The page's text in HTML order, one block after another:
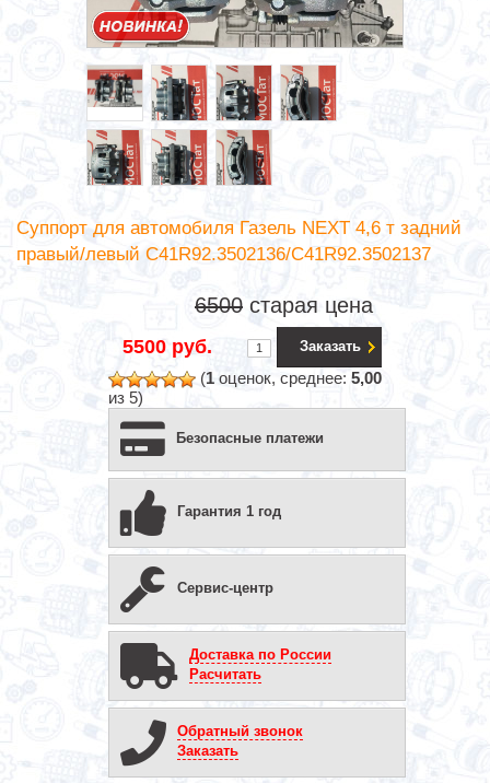
Суппорт для автомобиля Газель NEXT 4,6 т задний
правый/левый C41R92.3502136/С41R92.3502137
6500 старая цена
5500 руб. Заказать
(1 оценок, среднее: 5,00
из 5)
Безопасные платежи
Гарантия 1 год
Сервис-центр
Доставка по России
Расчитать
Обратный звонок
Заказать